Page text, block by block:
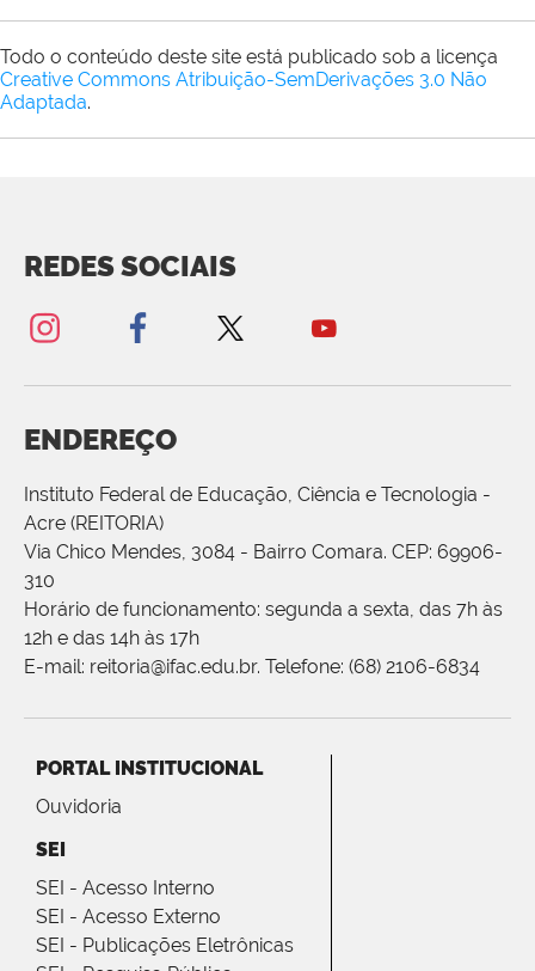
Todo o conteúdo deste site está publicado sob a licença
Creative Commons Atribuição-SemDerivações 3.0 Não
Adaptada.
REDES SOCIAIS
ENDEREÇO
Instituto Federal de Educação, Ciência e Tecnologia -
Acre (REITORIA)
Via Chico Mendes, 3084 - Bairro Comara. CEP: 69906-
310
Horário de funcionamento: segunda a sexta, das 7h às
12h e das 14h às 17h
E-mail: reitoria@ifac.edu.br. Telefone: (68) 2106-6834
PORTAL INSTITUCIONAL
Ouvidoria
SEI
SEI - Acesso Interno
SEI - Acesso Externo
SEI - Publicações Eletrônicas